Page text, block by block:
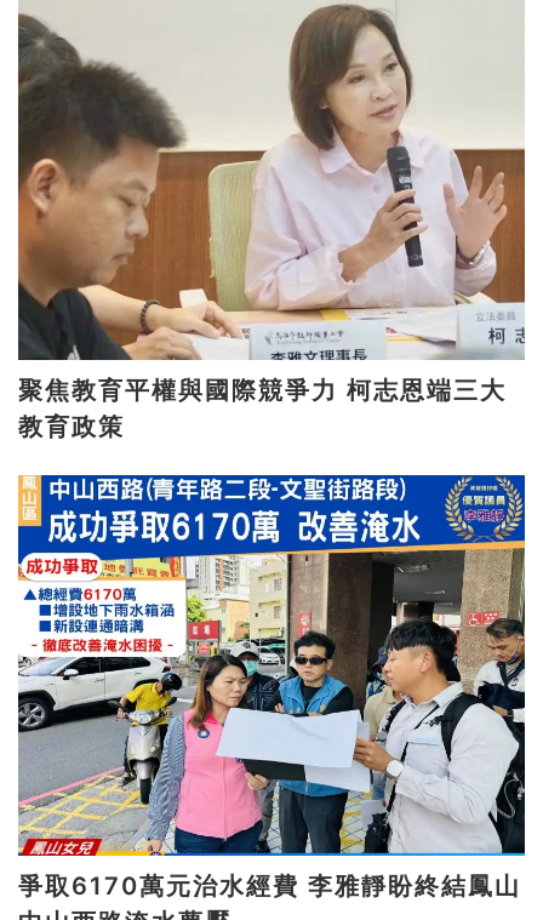
聚焦教育平權與國際競爭力 柯志恩端三大
教育政策
爭取6170萬元治水經費 李雅靜盼終結鳳山